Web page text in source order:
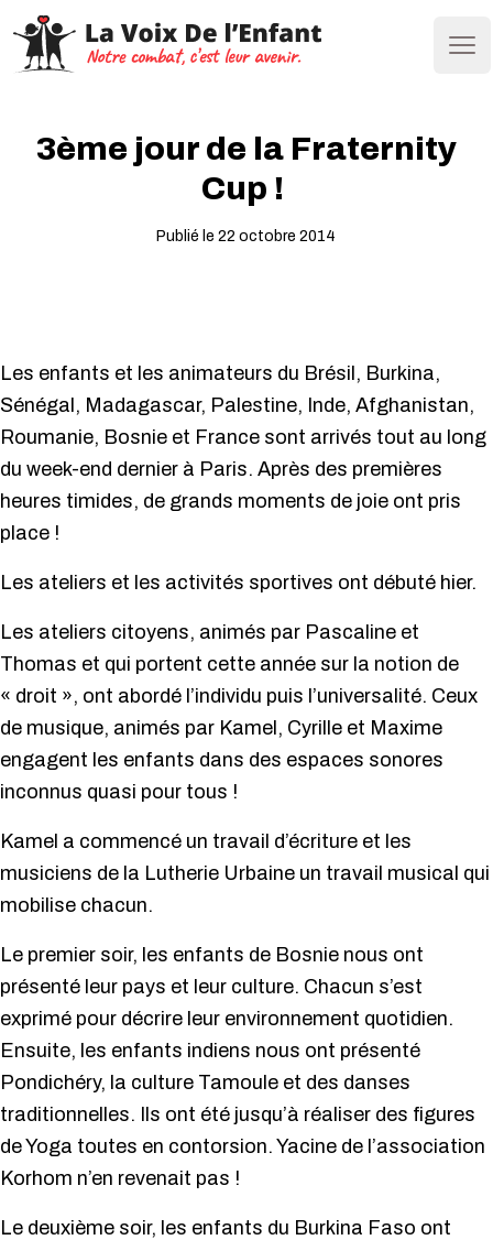
3ème jour de la Fraternity
Cup !
Publié le 22 octobre 2014
Les enfants et les animateurs du Brésil, Burkina,
Sénégal, Madagascar, Palestine, Inde, Afghanistan,
Roumanie, Bosnie et France sont arrivés tout au long
du week-end dernier à Paris. Après des premières
heures timides, de grands moments de joie ont pris
place !
Les ateliers et les activités sportives ont débuté hier.
Les ateliers citoyens, animés par Pascaline et
Thomas et qui portent cette année sur la notion de
« droit », ont abordé l’individu puis l’universalité. Ceux
de musique, animés par Kamel, Cyrille et Maxime
engagent les enfants dans des espaces sonores
inconnus quasi pour tous !
Kamel a commencé un travail d’écriture et les
musiciens de la Lutherie Urbaine un travail musical qui
mobilise chacun.
Le premier soir, les enfants de Bosnie nous ont
présenté leur pays et leur culture. Chacun s’est
exprimé pour décrire leur environnement quotidien.
Ensuite, les enfants indiens nous ont présenté
Pondichéry, la culture Tamoule et des danses
traditionnelles. Ils ont été jusqu’à réaliser des figures
de Yoga toutes en contorsion. Yacine de l’association
Korhom n’en revenait pas !
Le deuxième soir, les enfants du Burkina Faso ont